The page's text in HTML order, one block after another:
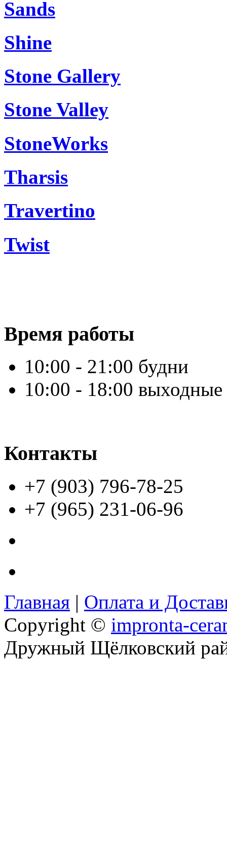
Sands
Shine
Stone Gallery
Stone Valley
StoneWorks
Tharsis
Travertino
Twist
Время работы
10:00 - 21:00 будни
10:00 - 18:00 выходные
Контакты
+7 (903) 796-78-25
+7 (965) 231-06-96
Главная | Оплата и
Copyright © impronta-
Дружный Щёлковский